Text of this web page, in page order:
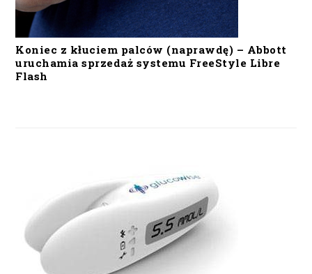
Koniec z kłuciem palców (naprawdę) – Abbott
uruchamia sprzedaż systemu FreeStyle Libre
Flash